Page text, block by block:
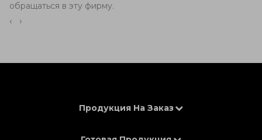
обращаться в эту фирму.
‹ ›
Продукция На Заказ